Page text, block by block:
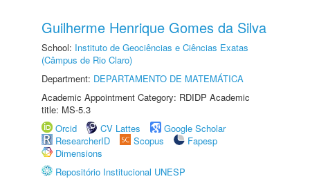
Guilherme Henrique Gomes da Silva
School: Instituto de Geociências e Ciências Exatas
(Câmpus de Rio Claro)
Department: DEPARTAMENTO DE MATEMÁTICA
Academic Appointment Category: RDIDP Academic
title: MS-5.3
Orcid
CV Lattes
Google Scholar
ResearcherID
Scopus
Fapesp
Dimensions
Repositório Institucional UNESP